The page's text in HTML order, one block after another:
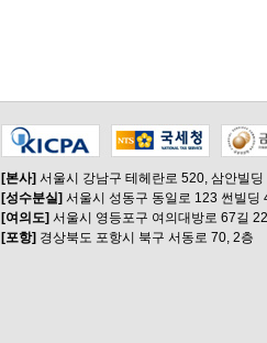
[본사] 서울시 강남구 테헤란로 520, 삼안빌딩
[성수분실] 서울시 성동구 동일로 123 썬빌딩
[여의도] 서울시 영등포구 여의대방로 67길
[포항] 경상북도 포항시 북구 서동로 70, 2층